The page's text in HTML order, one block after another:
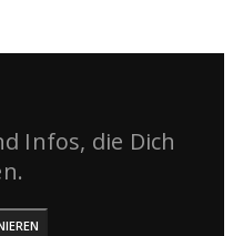
Infos, die Dich